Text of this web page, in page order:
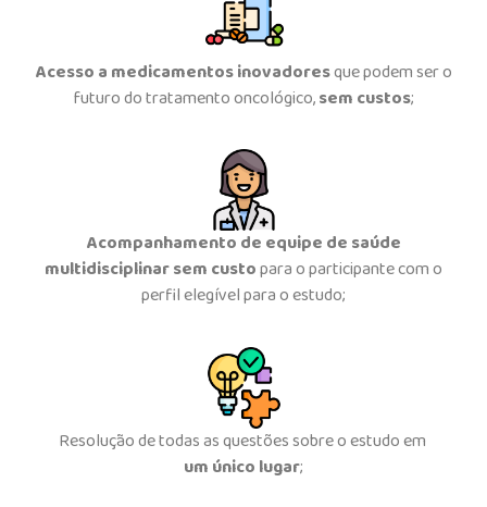
Acesso a medicamentos inovadoresque podem ser o
futuro do tratamento oncológico,sem custos;
Acompanhamento de equipe de saúde
multidisciplinarsem custopara o participante com o
perfil elegível para o estudo;
Resolução de todas as questões sobre o estudo em
um único lugar;